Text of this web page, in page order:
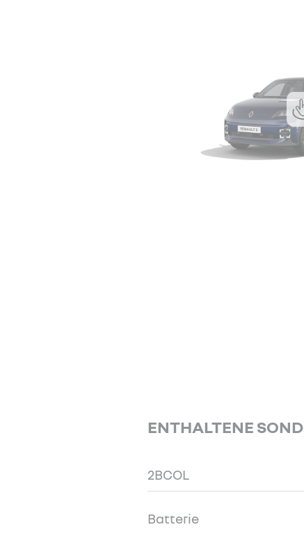
ENTHALTENE
2BCOL
Batterie